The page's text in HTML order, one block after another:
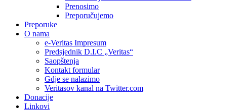
Prenosimo
Preporučujemo
Preporuke
O nama
e-Veritas Impresum
Predsjednik D.I.C „Veritas“
Saopštenja
Kontakt formular
Gdje se nalazimo
Veritasov kanal na Twitter.com
Donacije
Linkovi